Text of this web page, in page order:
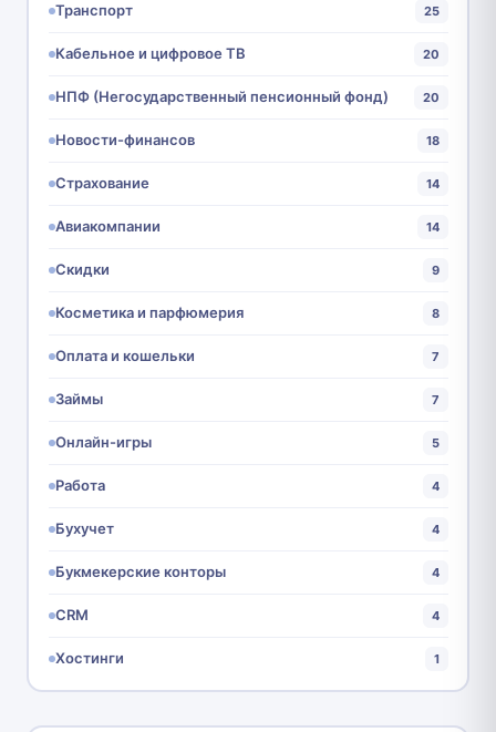
Транспорт 25
Кабельное и цифровое ТВ 20
НПФ (Негосударственный пенсионный фонд) 20
Новости-финансов 18
Страхование 14
Авиакомпании 14
Скидки 9
Косметика и парфюмерия 8
Оплата и кошельки 7
Займы 7
Онлайн-игры 5
Работа 4
Бухучет 4
Букмекерские конторы 4
CRM 4
Хостинги 1